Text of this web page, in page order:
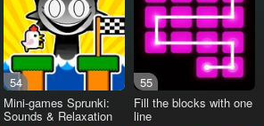
54
Mini-games Sprunki:
Sounds & Relaxation
55
Fill the blocks with one
line